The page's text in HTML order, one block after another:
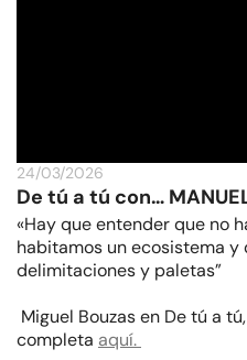
24/03/2026
De tú a tú con…
«Hay que entender que no
habitamos un ecosistema
delimitaciones y paletas”
Miguel Bouzas en De tú a
completa aquí.